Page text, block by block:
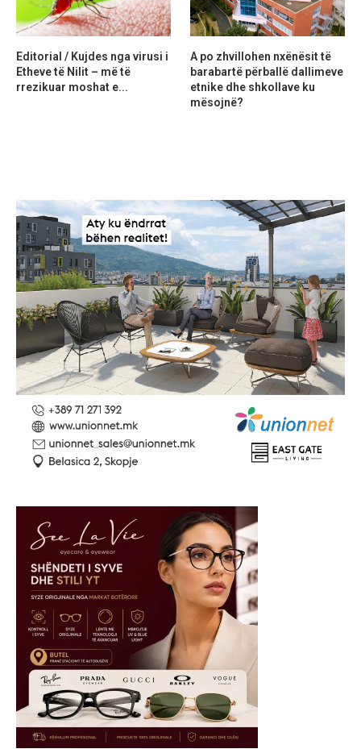
Editorial / Kujdes nga virusi i
Etheve të Nilit – më të
rrezikuar moshat e...
A po zhvillohen nxënësit të
barabartë përballë dallimeve
etnike dhe shkollave ku
mësojnë?